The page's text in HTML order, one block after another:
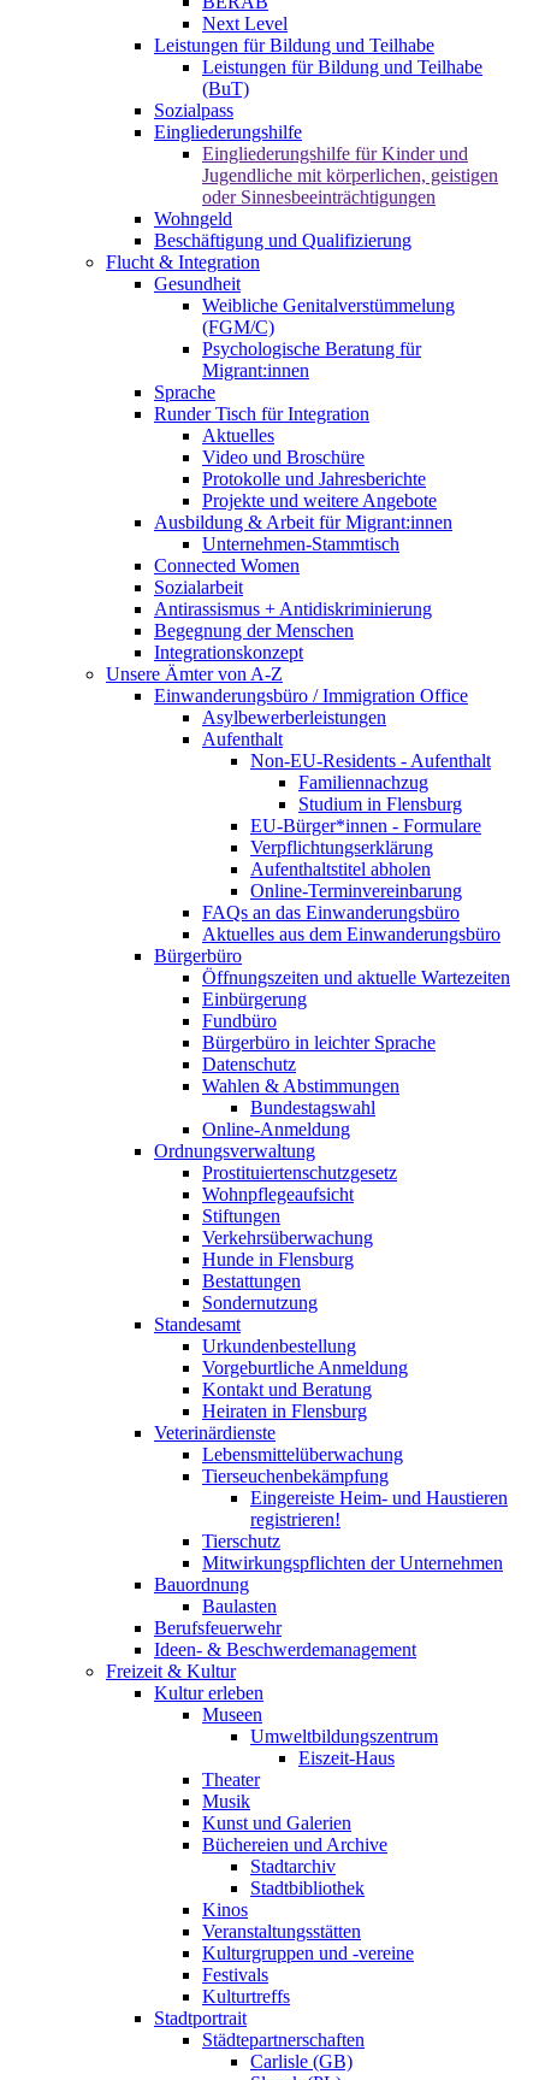
Next Level
Leistungen für Bildung und Teilhabe
Leistungen für Bildung und Teilhabe
(BuT)
Sozialpass
Eingliederungshilfe
Eingliederungshilfe für Kinder und
Jugendliche mit körperlichen, geistigen
oder Sinnesbeeinträchtigungen
Wohngeld
Beschäftigung und Qualifizierung
Flucht & Integration
Gesundheit
Weibliche Genitalverstümmelung
(FGM/C)
Psychologische Beratung für
Migrant:innen
Sprache
Runder Tisch für Integration
Aktuelles
Video und Broschüre
Protokolle und Jahresberichte
Projekte und weitere Angebote
Ausbildung & Arbeit für Migrant:innen
Unternehmen-Stammtisch
Connected Women
Sozialarbeit
Antirassismus + Antidiskriminierung
Begegnung der Menschen
Integrationskonzept
Unsere Ämter von A-Z
Einwanderungsbüro / Immigration Office
Asylbewerberleistungen
Aufenthalt
Non-EU-Residents - Aufenthalt
Familiennachzug
Studium in Flensburg
EU-Bürger*innen - Formulare
Verpflichtungserklärung
Aufenthaltstitel abholen
Online-Terminvereinbarung
FAQs an das Einwanderungsbüro
Aktuelles aus dem Einwanderungsbüro
Bürgerbüro
Öffnungszeiten und aktuelle Wartezeiten
Einbürgerung
Fundbüro
Bürgerbüro in leichter Sprache
Datenschutz
Wahlen & Abstimmungen
Bundestagswahl
Online-Anmeldung
Ordnungsverwaltung
Prostituiertenschutzgesetz
Wohnpflegeaufsicht
Stiftungen
Verkehrsüberwachung
Hunde in Flensburg
Bestattungen
Sondernutzung
Standesamt
Urkundenbestellung
Vorgeburtliche Anmeldung
Kontakt und Beratung
Heiraten in Flensburg
Veterinärdienste
Lebensmittelüberwachung
Tierseuchenbekämpfung
Eingereiste Heim- und Haustieren
registrieren!
Tierschutz
Mitwirkungspflichten der Unternehmen
Bauordnung
Baulasten
Berufsfeuerwehr
Ideen- & Beschwerdemanagement
Freizeit & Kultur
Kultur erleben
Museen
Umweltbildungszentrum
Eiszeit-Haus
Theater
Musik
Kunst und Galerien
Büchereien und Archive
Stadtarchiv
Stadtbibliothek
Kinos
Veranstaltungsstätten
Kulturgruppen und -vereine
Festivals
Kulturtreffs
Stadtportrait
Städtepartnerschaften
Carlisle (GB)